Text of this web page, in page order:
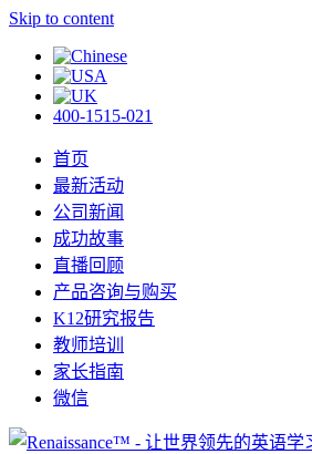
Skip to content
400-1515-021
首页
最新活动
公司新闻
成功故事
直播回顾
产品咨询与购买
K12研究报告
教师培训
家长指南
微信